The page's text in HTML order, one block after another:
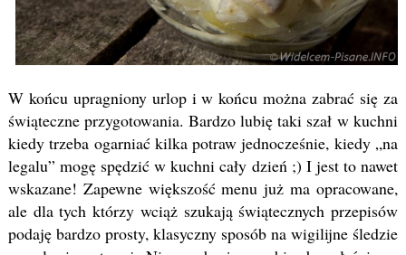
W końcu upragniony urlop i w końcu można zabrać się za
świąteczne przygotowania. Bardzo lubię taki szał w kuchni
kiedy trzeba ogarniać kilka potraw jednocześnie, kiedy „na
legalu” mogę spędzić w kuchni cały dzień ;) I jest to nawet
wskazane! Zapewne większość menu już ma opracowane,
ale dla tych którzy wciąż szukają świątecznych przepisów
podaję bardzo prosty, klasyczny sposób na wigilijne śledzie